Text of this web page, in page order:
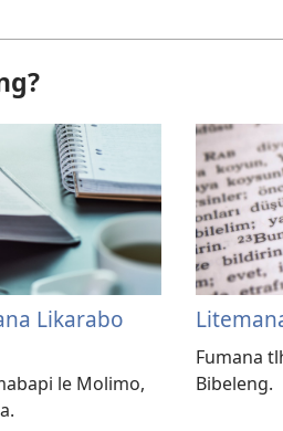
Likarabo
le Molimo,
Fumana
Bibeleng.